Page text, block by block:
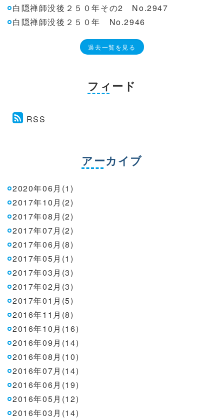
白隠禅師没後２５０年その2 No.2947
白隠禅師没後２５０年 No.2946
過去一覧を見る
フィード
RSS
アーカイブ
2020年06月(1)
2017年10月(2)
2017年08月(2)
2017年07月(2)
2017年06月(8)
2017年05月(1)
2017年03月(3)
2017年02月(3)
2017年01月(5)
2016年11月(8)
2016年10月(16)
2016年09月(14)
2016年08月(10)
2016年07月(14)
2016年06月(19)
2016年05月(12)
2016年03月(14)